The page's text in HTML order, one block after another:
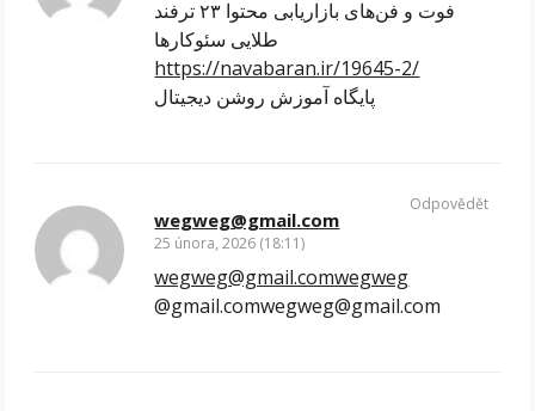
فوت و فن‌های بازاریابی محتوا ۲۳ ترفند
طلایی سئوکارها
https://navabaran.ir/19645-2/
پایگاه آموزش روشن دیجیتال
wegweg@gmail.com
25 února, 2026 (18:11)
wegweg@gmail.comwegweg
@gmail.comwegweg@gmail.com
Odpovědět